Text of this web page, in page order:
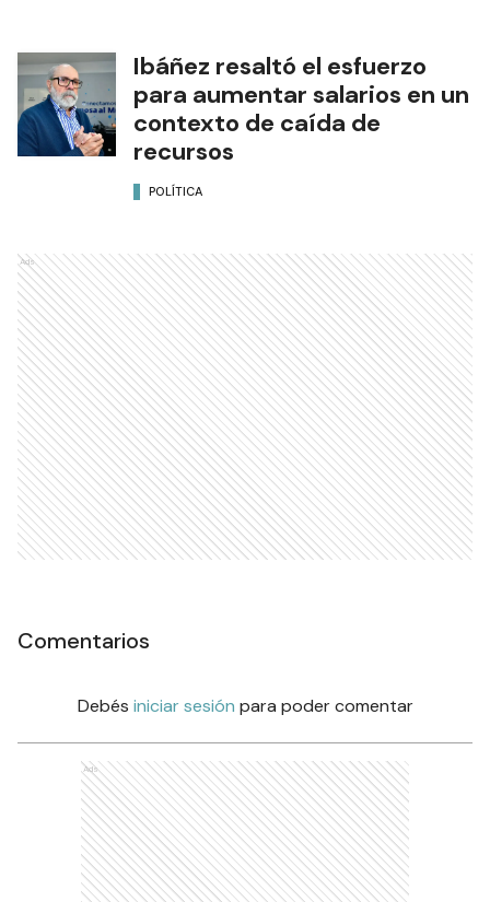
Ibáñez resaltó el esfuerzo
para aumentar salarios en un
contexto de caída de
recursos
POLÍTICA
Ads
Comentarios
Debés iniciar sesión para poder comentar
Ads